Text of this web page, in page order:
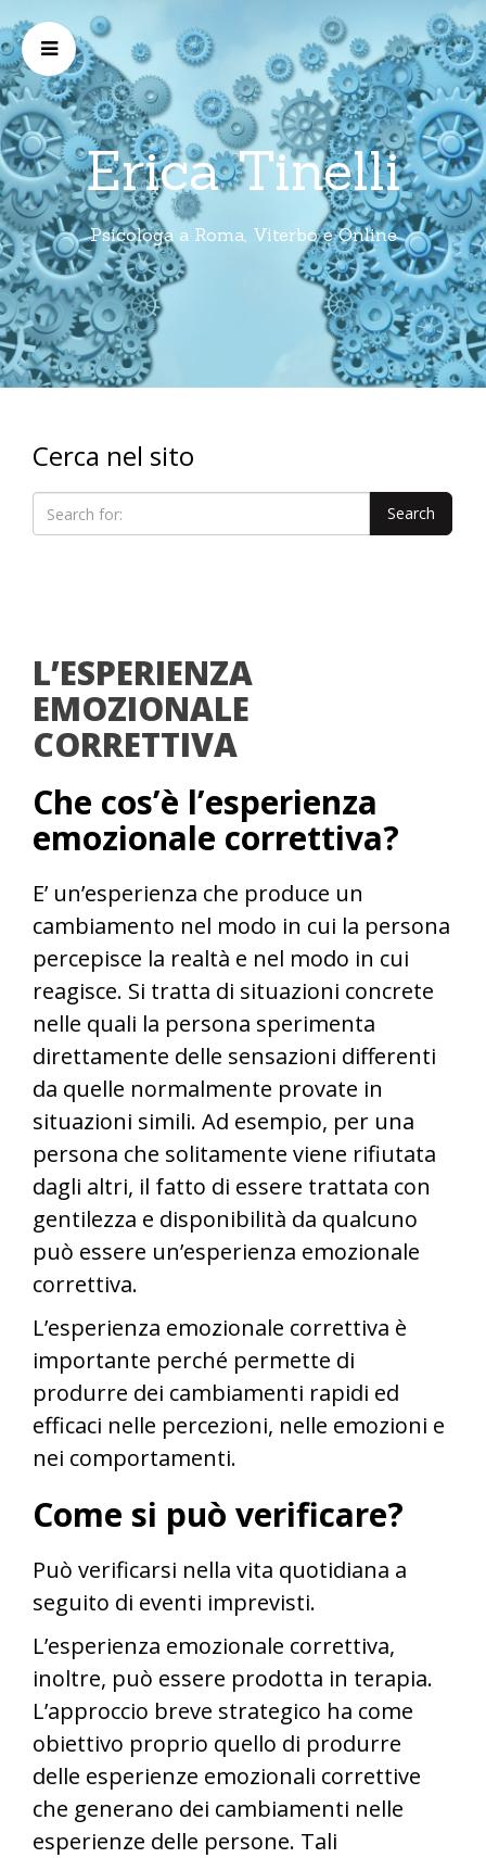
Erica Tinelli
Psicologa a Roma, Viterbo e Online
Cerca nel sito
L’ESPERIENZA
EMOZIONALE
CORRETTIVA
Che cos’è l’esperienza
emozionale correttiva?
E’ un’esperienza che produce un
cambiamento nel modo in cui la persona
percepisce la realtà e nel modo in cui
reagisce. Si tratta di situazioni concrete
nelle quali la persona sperimenta
direttamente delle sensazioni differenti
da quelle normalmente provate in
situazioni simili. Ad esempio, per una
persona che solitamente viene rifiutata
dagli altri, il fatto di essere trattata con
gentilezza e disponibilità da qualcuno
può essere un’esperienza emozionale
correttiva.
L’esperienza emozionale correttiva è
importante perché permette di
produrre dei cambiamenti rapidi ed
efficaci nelle percezioni, nelle emozioni e
nei comportamenti.
Come si può verificare?
Può verificarsi nella vita quotidiana a
seguito di eventi imprevisti.
L’esperienza emozionale correttiva,
inoltre, può essere prodotta in terapia.
L’approccio breve strategico ha come
obiettivo proprio quello di produrre
delle esperienze emozionali correttive
che generano dei cambiamenti nelle
esperienze delle persone. Tali